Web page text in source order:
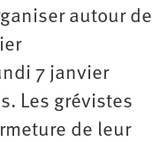
autour de
7 janvier
Les grévistes
de leur